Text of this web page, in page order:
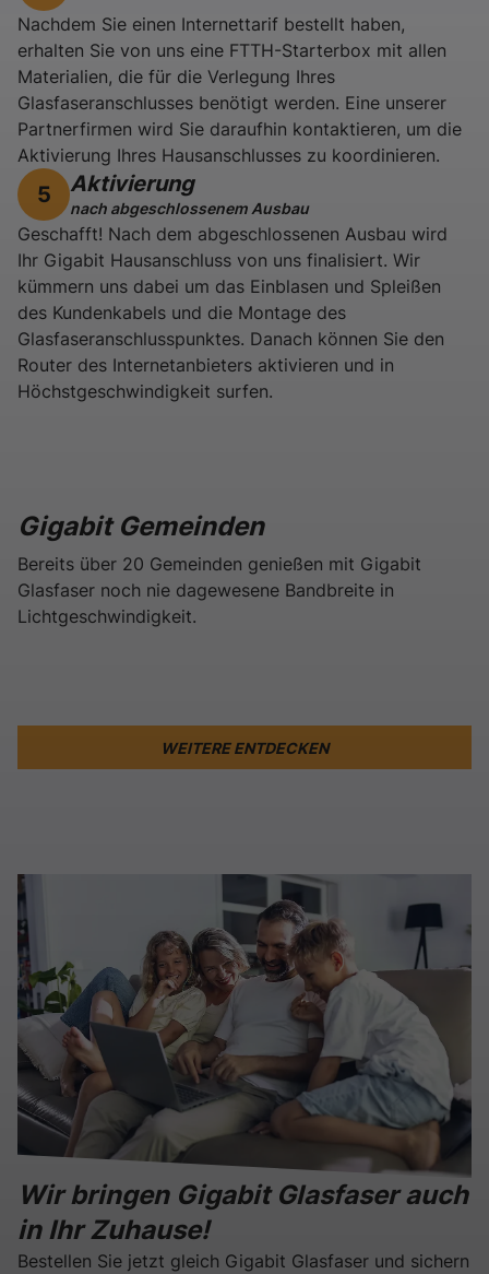
Nachdem Sie einen Internettarif bestellt haben,
erhalten Sie von uns eine FTTH-Starterbox mit allen
Materialien, die für die Verlegung Ihres
Glasfaseranschlusses benötigt werden. Eine unserer
Partnerfirmen wird Sie daraufhin kontaktieren, um die
Aktivierung Ihres Hausanschlusses zu koordinieren.
5 Aktivierung
nach abgeschlossenem Ausbau
Geschafft! Nach dem abgeschlossenen Ausbau wird
Ihr Gigabit Hausanschluss von uns finalisiert. Wir
kümmern uns dabei um das Einblasen und Spleißen
des Kundenkabels und die Montage des
Glasfaseranschlusspunktes. Danach können Sie den
Router des Internetanbieters aktivieren und in
Höchstgeschwindigkeit surfen.
Gigabit Gemeinden
Bereits über 20 Gemeinden genießen mit Gigabit
Glasfaser noch nie dagewesene Bandbreite in
Lichtgeschwindigkeit.
Zellerndorf
WEITERE ENTDECKEN
Wir bringen Gigabit Glasfaser auch
in Ihr Zuhause!
Bestellen Sie jetzt gleich Gigabit Glasfaser und sichern